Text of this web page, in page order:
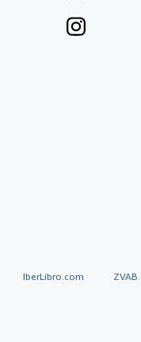
IberLibro.com